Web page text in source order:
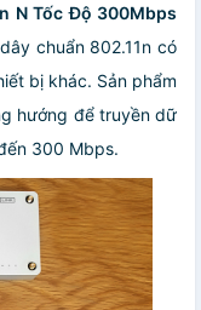
N Tốc Độ 300Mbps
chuẩn 802.11n có
bị khác. Sản phẩm
hướng để truyền dữ
300 Mbps.